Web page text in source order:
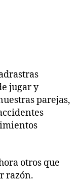
jugar y
parejas,
otros que
razón.